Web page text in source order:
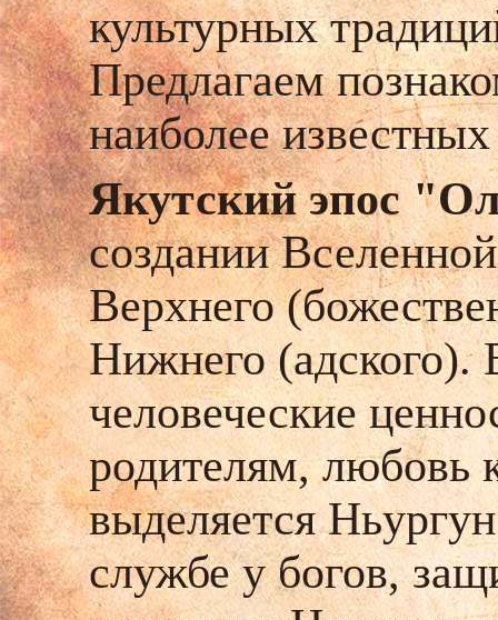
культурных
Предлагаем
наиболее
Якутский эпос
создании
Верхнего
Нижнего (адского).
человеческие
родителям, любовь
выделяется
службе у богов,